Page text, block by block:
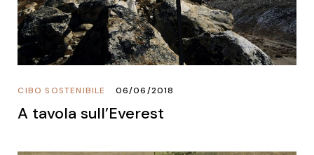
CIBO SOSTENIBILE 06/06/2018
A tavola sull’Everest